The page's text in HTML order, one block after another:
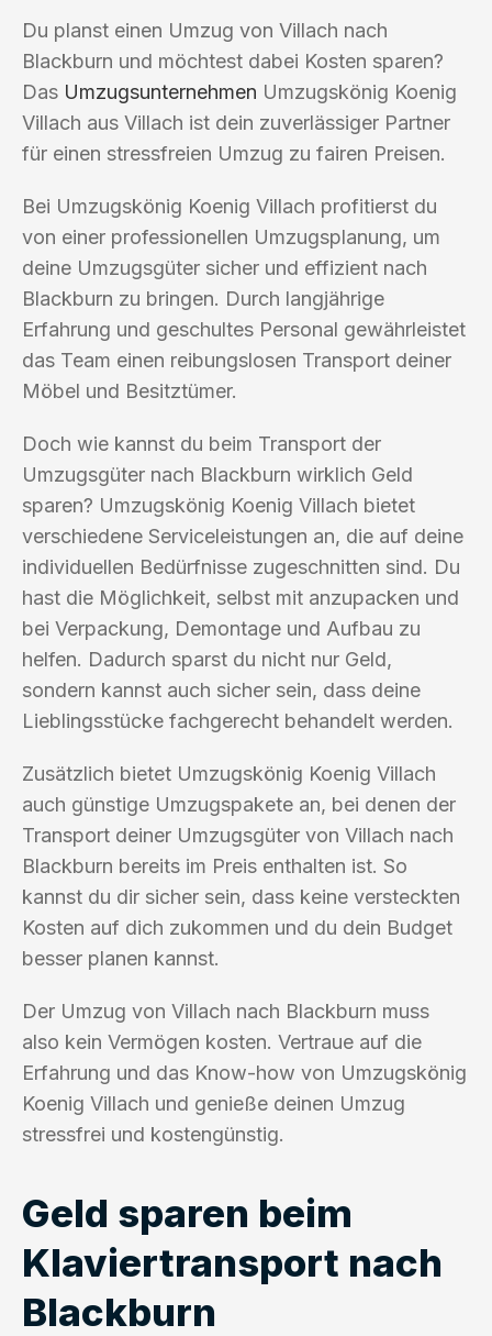
Du planst einen Umzug von Villach nach
Blackburn und möchtest dabei Kosten sparen?
Das Umzugsunternehmen Umzugskönig Koenig
Villach aus Villach ist dein zuverlässiger Partner
für einen stressfreien Umzug zu fairen Preisen.
Bei Umzugskönig Koenig Villach profitierst du
von einer professionellen Umzugsplanung, um
deine Umzugsgüter sicher und effizient nach
Blackburn zu bringen. Durch langjährige
Erfahrung und geschultes Personal gewährleistet
das Team einen reibungslosen Transport deiner
Möbel und Besitztümer.
Doch wie kannst du beim Transport der
Umzugsgüter nach Blackburn wirklich Geld
sparen? Umzugskönig Koenig Villach bietet
verschiedene Serviceleistungen an, die auf deine
individuellen Bedürfnisse zugeschnitten sind. Du
hast die Möglichkeit, selbst mit anzupacken und
bei Verpackung, Demontage und Aufbau zu
helfen. Dadurch sparst du nicht nur Geld,
sondern kannst auch sicher sein, dass deine
Lieblingsstücke fachgerecht behandelt werden.
Zusätzlich bietet Umzugskönig Koenig Villach
auch günstige Umzugspakete an, bei denen der
Transport deiner Umzugsgüter von Villach nach
Blackburn bereits im Preis enthalten ist. So
kannst du dir sicher sein, dass keine versteckten
Kosten auf dich zukommen und du dein Budget
besser planen kannst.
Der Umzug von Villach nach Blackburn muss
also kein Vermögen kosten. Vertraue auf die
Erfahrung und das Know-how von Umzugskönig
Koenig Villach und genieße deinen Umzug
stressfrei und kostengünstig.
Geld sparen beim
Klaviertransport nach
Blackburn